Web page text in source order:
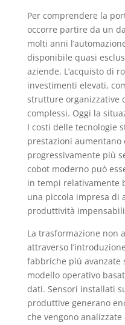
Per comprendere la
occorre partire da un
molti anni
disponibile quasi
aziende. L’acquisto di
investimenti elevati,
strutture organizzative
complessi. Oggi la
I costi delle tecnologie
prestazioni
progressivamente più
cobot moderno può
in tempi relativamente
una piccola impresa di
produttività
La trasformazione non
attraverso
fabbriche più avanzate
modello operativo
dati. Sensori installati
produttive generano
che vengono